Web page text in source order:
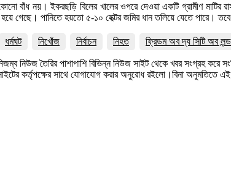
বাঁধ নয়। ইকরছড়ি বিলের খালের ওপরে দেওয়া একটি গ্রামীণ মাটির
গেছে। পানিতে হয়তো ৫-১০ হেক্টর জমির ধান তলিয়ে যেতে পারে।
ধর্মঘট নিখোঁজ নির্বাচন নিহত ফ্রিডম অব দ্য সিটি অব
নিউজ তৈরির পাশাপাশি বিভিন্ন নিউজ সাইট থেকে খবর সংগ্রহ
কর্তৃপক্ষের সাথে যোগাযোগ করার অনুরোধ রইলো।বিনা অনুমতিতে